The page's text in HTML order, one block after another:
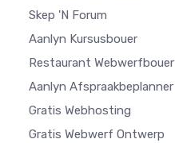
Skep 'n Forum
Aanlyn Kursusbouer
Restaurant Webwerfbouer
Aanlyn Afspraakbeplanner
Gratis Webhosting
Gratis Webwerf Ontwerp